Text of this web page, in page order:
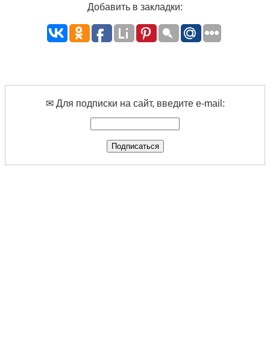
Добавить в закладки:
✉ Для подписки на сайт, введите e-mail: